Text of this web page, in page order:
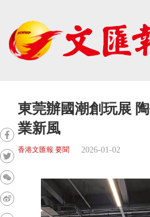
東莞辦國潮創玩展
業新風
香港文匯報 要聞 2026-01-02